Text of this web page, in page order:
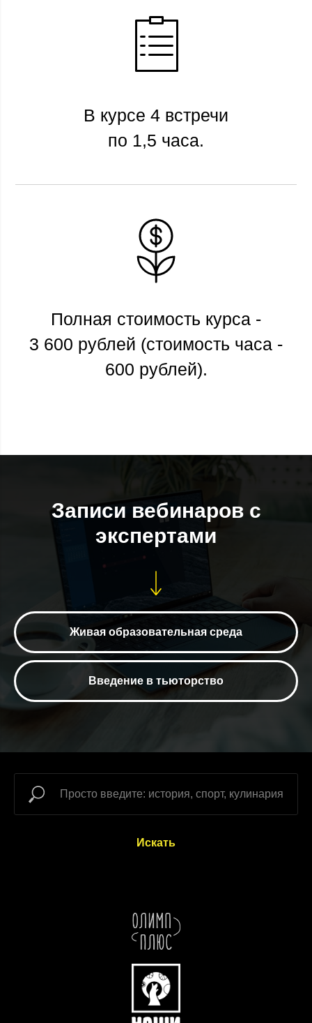
В курсе 4 встречи
по 1,5 часа.
Полная стоимость курса -
3 600 рублей (стоимость часа -
600 рублей).
Записи вебинаров с
экспертами
Живая образовательная среда
Введение в тьюторство
Искать